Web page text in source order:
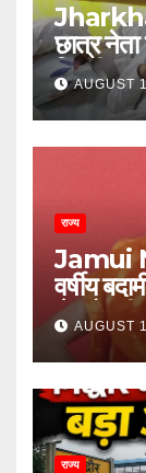
छात्र
बिगड़ी,
AUGUST
राज्य
Jamui
वर्षीय
से AUGUST
राज्य